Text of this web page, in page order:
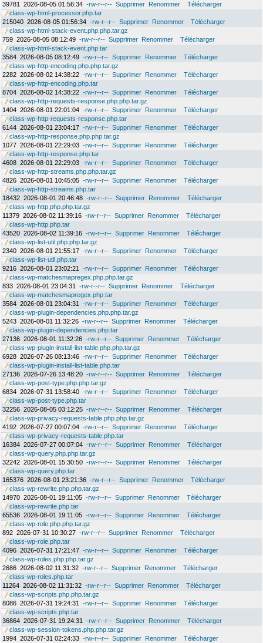
39781
2026-08-05 01:56:34 -rw-r--r-- Supprimer Renommer
Télécharger
class-wp-html-processor.php.tar
215040 2026-08-05 01:56:34 -rw-r--r-- Supprimer Renommer
Télécharger
class-wp-html-stack-event.php.php.tar.gz
759 2026-08-05 08:12:49 -rw-r--r-- Supprimer Renommer
Télécharger
class-wp-html-stack-event.php.tar
3584 2026-08-05 08:12:49 -rw-r--r-- Supprimer Renommer
Télécharger
class-wp-http-encoding.php.php.tar.gz
2282 2026-08-02 14:38:22 -rw-r--r-- Supprimer Renommer
Télécharger
class-wp-http-encoding.php.tar
8704 2026-08-02 14:38:22 -rw-r--r-- Supprimer Renommer
Télécharger
class-wp-http-requests-response.php.php.tar.gz
1404 2026-08-01 22:01:04 -rw-r--r-- Supprimer Renommer
Télécharger
class-wp-http-requests-response.php.tar
6144 2026-08-01 23:04:17 -rw-r--r-- Supprimer Renommer
Télécharger
class-wp-http-response.php.php.tar.gz
1077 2026-08-01 22:29:03 -rw-r--r-- Supprimer Renommer
Télécharger
class-wp-http-response.php.tar
4608 2026-08-01 22:29:03 -rw-r--r-- Supprimer Renommer
Télécharger
class-wp-http-streams.php.php.tar.gz
4826 2026-08-01 10:45:05 -rw-r--r-- Supprimer Renommer
Télécharger
class-wp-http-streams.php.tar
18432 2026-08-01 20:46:48 -rw-r--r-- Supprimer Renommer
Télécharger
class-wp-http.php.php.tar.gz
11379 2026-08-02 11:39:16 -rw-r--r-- Supprimer Renommer
Télécharger
class-wp-http.php.tar
43520 2026-08-02 11:39:16 -rw-r--r-- Supprimer Renommer
Télécharger
class-wp-list-util.php.php.tar.gz
2340 2026-08-01 21:55:17 -rw-r--r-- Supprimer Renommer
Télécharger
class-wp-list-util.php.tar
9216 2026-08-01 23:02:21 -rw-r--r-- Supprimer Renommer
Télécharger
class-wp-matchesmapregex.php.php.tar.gz
833 2026-08-01 23:04:31 -rw-r--r-- Supprimer Renommer
Télécharger
class-wp-matchesmapregex.php.tar
3584 2026-08-01 23:04:31 -rw-r--r-- Supprimer Renommer
Télécharger
class-wp-plugin-dependencies.php.php.tar.gz
5243 2026-08-01 11:32:26 -rw-r--r-- Supprimer Renommer
Télécharger
class-wp-plugin-dependencies.php.tar
27136 2026-08-01 11:32:26 -rw-r--r-- Supprimer Renommer
Télécharger
class-wp-plugin-install-list-table.php.php.tar.gz
6928 2026-07-26 08:13:46 -rw-r--r-- Supprimer Renommer
Télécharger
class-wp-plugin-install-list-table.php.tar
27136 2026-07-26 13:48:20 -rw-r--r-- Supprimer Renommer
Télécharger
class-wp-post-type.php.php.tar.gz
6834 2026-07-31 13:58:40 -rw-r--r-- Supprimer Renommer
Télécharger
class-wp-post-type.php.tar
32256 2026-08-05 03:12:25 -rw-r--r-- Supprimer Renommer
Télécharger
class-wp-privacy-requests-table.php.php.tar.gz
4192 2026-07-27 00:07:04 -rw-r--r-- Supprimer Renommer
Télécharger
class-wp-privacy-requests-table.php.tar
16384 2026-07-27 00:07:04 -rw-r--r-- Supprimer Renommer
Télécharger
class-wp-query.php.php.tar.gz
32242 2026-08-01 15:30:50 -rw-r--r-- Supprimer Renommer
Télécharger
class-wp-query.php.tar
165376 2026-08-01 23:21:36 -rw-r--r-- Supprimer Renommer
Télécharger
class-wp-rewrite.php.php.tar.gz
14970 2026-08-01 19:11:05 -rw-r--r-- Supprimer Renommer
Télécharger
class-wp-rewrite.php.tar
65536 2026-08-01 19:11:05 -rw-r--r-- Supprimer Renommer
Télécharger
class-wp-role.php.php.tar.gz
892 2026-07-31 10:30:27 -rw-r--r-- Supprimer Renommer
Télécharger
class-wp-role.php.tar
4096 2026-07-31 17:21:47 -rw-r--r-- Supprimer Renommer
Télécharger
class-wp-roles.php.php.tar.gz
2686 2026-08-02 11:31:32 -rw-r--r-- Supprimer Renommer
Télécharger
class-wp-roles.php.tar
11264 2026-08-02 11:31:32 -rw-r--r-- Supprimer Renommer
Télécharger
class-wp-scripts.php.php.tar.gz
8086 2026-07-31 19:24:31 -rw-r--r-- Supprimer Renommer
Télécharger
class-wp-scripts.php.tar
36864 2026-07-31 19:24:31 -rw-r--r-- Supprimer Renommer
Télécharger
class-wp-session-tokens.php.php.tar.gz
1994 2026-07-31 02:24:33 -rw-r--r-- Supprimer Renommer Télécharger